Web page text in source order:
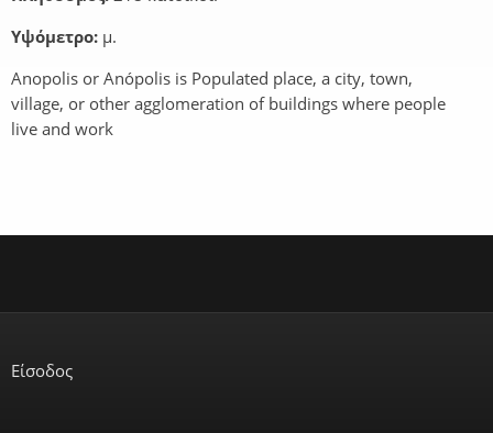
Υψόμετρο: μ.
Anopolis or Anópolis is Populated place, a city, town,
village, or other agglomeration of buildings where people
live and work
Είσοδος